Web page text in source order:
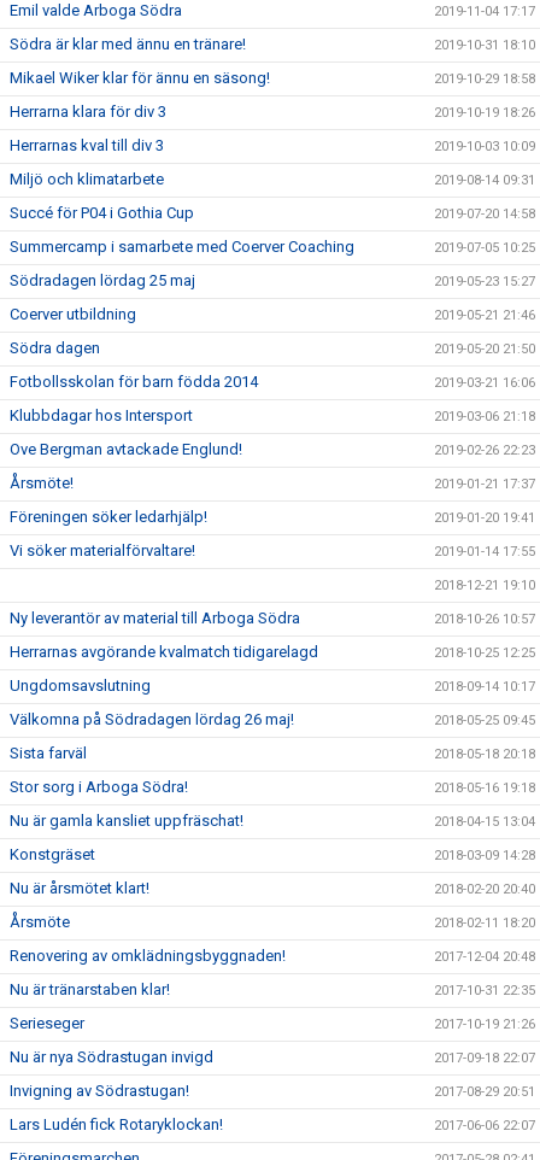
Emil valde Arboga Södra 2019-11-04 17:17
Södra är klar med ännu en tränare! 2019-10-31 18:10
Mikael Wiker klar för ännu en säsong! 2019-10-29 18:58
Herrarna klara för div 3 2019-10-19 18:26
Herrarnas kval till div 3 2019-10-03 10:09
Miljö och klimatarbete 2019-08-14 09:31
Succé för P04 i Gothia Cup 2019-07-20 14:58
Summercamp i samarbete med Coerver Coaching 2019-07-05 10:25
Södradagen lördag 25 maj 2019-05-23 15:27
Coerver utbildning 2019-05-21 21:46
Södra dagen 2019-05-20 21:50
Fotbollsskolan för barn födda 2014 2019-03-21 16:06
Klubbdagar hos Intersport 2019-03-06 21:18
Ove Bergman avtackade Englund! 2019-02-26 22:23
Årsmöte! 2019-01-21 17:37
Föreningen söker ledarhjälp! 2019-01-20 19:41
Vi söker materialförvaltare! 2019-01-14 17:55
2018-12-21 19:10
Ny leverantör av material till Arboga Södra 2018-10-26 10:57
Herrarnas avgörande kvalmatch tidigarelagd 2018-10-25 12:25
Ungdomsavslutning 2018-09-14 10:17
Välkomna på Södradagen lördag 26 maj! 2018-05-25 09:45
Sista farväl 2018-05-18 20:18
Stor sorg i Arboga Södra! 2018-05-16 19:18
Nu är gamla kansliet uppfräschat! 2018-04-15 13:04
Konstgräset 2018-03-09 14:28
Nu är årsmötet klart! 2018-02-20 20:40
Årsmöte 2018-02-11 18:20
Renovering av omklädningsbyggnaden! 2017-12-04 20:48
Nu är tränarstaben klar! 2017-10-31 22:35
Serieseger 2017-10-19 21:26
Nu är nya Södrastugan invigd 2017-09-18 22:07
Invigning av Södrastugan! 2017-08-29 20:51
Lars Ludén fick Rotaryklockan! 2017-06-06 22:07